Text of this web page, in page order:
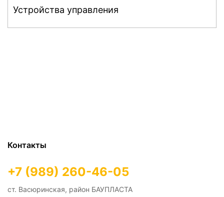
Устройства управления
Контакты
+7 (989) 260-46-05
ст. Васюринская, район БАУПЛАСТА